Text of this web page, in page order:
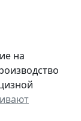
на